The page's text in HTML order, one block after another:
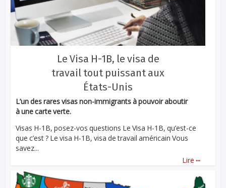
Le Visa H-1B, le visa de
travail tout puissant aux
États-Unis
L’un des rares visas non-immigrants à pouvoir aboutir
à une carte verte.
Visas H-1B, posez-vos questions Le Visa H-1B, qu’est-ce
que c’est ? Le visa H-1B, visa de travail américain Vous
savez...
Lire ...